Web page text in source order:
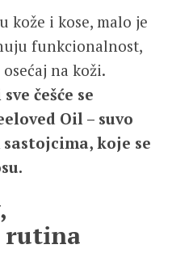
kože i kose, malo je
funkcionalnost,
na koži.
češće se
Oil – suvo
koje se
rutina